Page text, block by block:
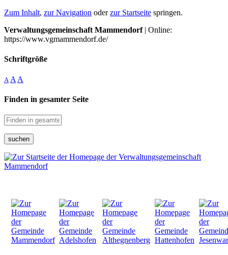
Zum Inhalt, zur Navigation oderzur Startseite springen.
Verwaltungsgemeinschaft Mammendorf| Online:
https://www.vgmammendorf.de/
Schriftgröße
A A A
Finden in gesamter Seite
suchen